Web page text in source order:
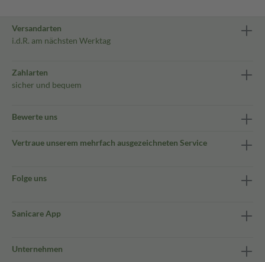
Versandarten
i.d.R. am nächsten Werktag
Zahlarten
sicher und bequem
Bewerte uns
Vertraue unserem mehrfach ausgezeichneten Service
Folge uns
Sanicare App
Unternehmen